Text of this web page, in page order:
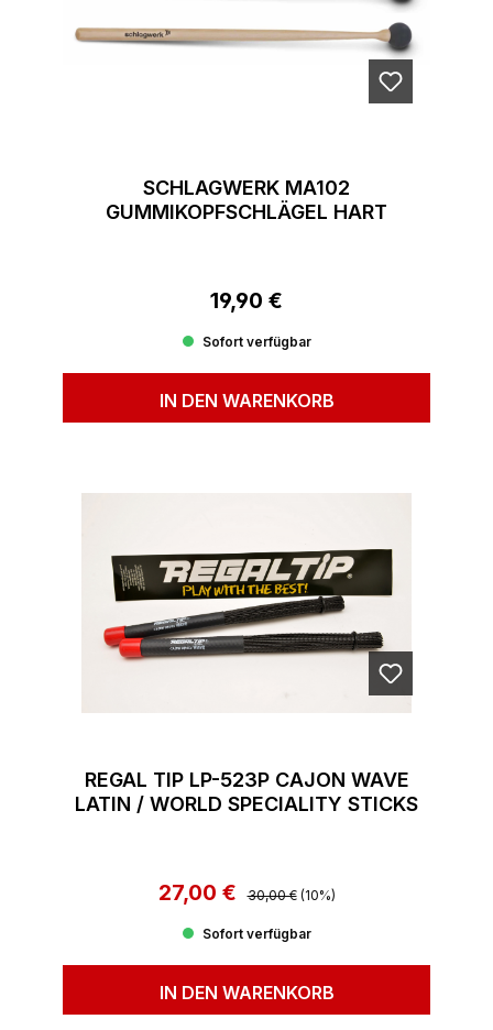
SCHLAGWERK MA102
GUMMIKOPFSCHLÄGEL HART
Regulärer Preis:
19,90 €
Sofort verfügbar
IN DEN WARENKORB
REGAL TIP LP-523P CAJON WAVE
LATIN / WORLD SPECIALITY STICKS
Verkaufspreis:
27,00 € Regulärer Preis:
30,00 € (10%)
Sofort verfügbar
IN DEN WARENKORB